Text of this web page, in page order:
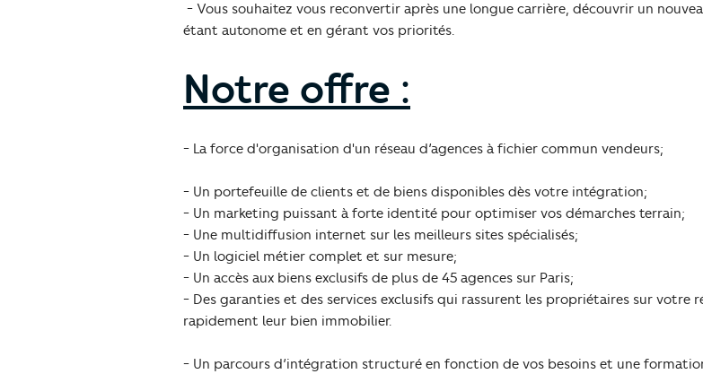
- Vous souhaitez vous reconvertir après une longue carrière, découvrir un
étant autonome et en gérant vos priorités.
Notre offre :
- La force d'organisation d'un réseau d’agences à fichier commun vendeurs;
- Un portefeuille de clients et de biens disponibles dès votre intégration;
- Un marketing puissant à forte identité pour optimiser vos démarches terrain;
- Une multidiffusion internet sur les meilleurs sites spécialisés;
- Un logiciel métier complet et sur mesure;
- Un accès aux biens exclusifs de plus de 45 agences sur Paris;
- Des garanties et des services exclusifs qui rassurent les propriétaires sur votre
rapidement leur bien immobilier.
- Un parcours d’intégration structuré en fonction de vos besoins et une